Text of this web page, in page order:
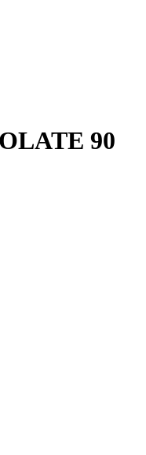
90